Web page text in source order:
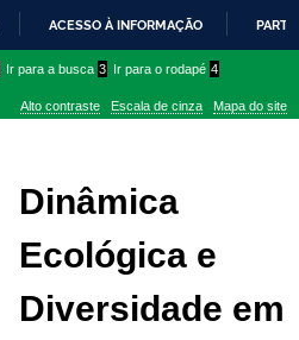
PARA
CONTEÚDO
ACESSO À INFORMAÇÃO
Ir para a busca 3 Ir para o rodapé 4
Alto contraste Escala de cinza Mapa do site
Dinâmica
Ecológica e
Diversidade em